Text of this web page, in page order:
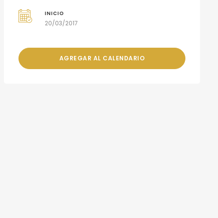
INICIO
20/03/2017
AGREGAR AL CALENDARIO